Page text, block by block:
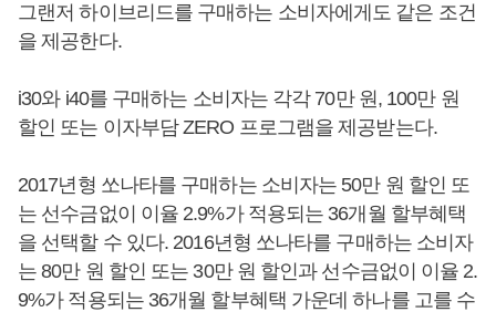
그랜저 하이브리드를 구매하는 소비자에게도 같은 조건
을 제공한다.
i30와 i40를 구매하는 소비자는 각각 70만 원, 100만 원
할인 또는 이자부담 ZERO 프로그램을 제공받는다.
2017년형 쏘나타를 구매하는 소비자는 50만 원 할인 또
는 선수금없이 이율 2.9%가 적용되는 36개월 할부혜택
을 선택할 수 있다. 2016년형 쏘나타를 구매하는 소비자
는 80만 원 할인 또는 30만 원 할인과 선수금없이 이율 2.
9%가 적용되는 36개월 할부혜택 가운데 하나를 고를 수